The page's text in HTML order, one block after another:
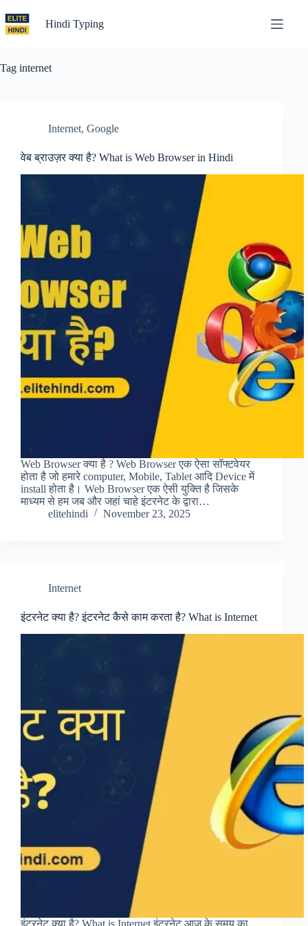
to
content
Hindi Typing
Tag internet
Internet, Google
वेब ब्राउज़र क्या है? What is Web Browser in Hindi
Web Browser क्या है ? Web Browser एक ऐसा सॉफ्टवेयर
होता है जो हमारे computer, Mobile, Tablet आदि Device में
install होता है। Web Browser एक ऐसी युक्ति है जिसके
माध्यम से हम जब और जहां चाहे इंटरनेट के द्वारा…
elitehindi
November 23, 2025
Internet
इंटरनेट क्या है? इंटरनेट कैसे काम करता है? What is Internet
इंटरनेट क्या है? What is Internet इंटरनेट आज के समय का